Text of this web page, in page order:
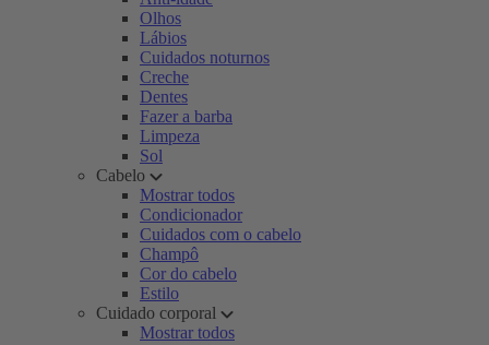
Olhos
Lábios
Cuidados noturnos
Creche
Dentes
Fazer a barba
Limpeza
Sol
Cabelo
Mostrar todos
Condicionador
Cuidados com o cabelo
Champô
Cor do cabelo
Estilo
Cuidado corporal
Mostrar todos